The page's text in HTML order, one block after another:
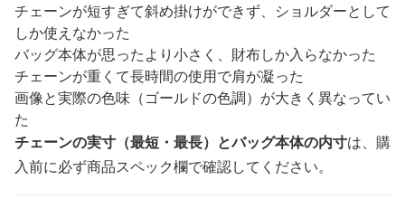
チェーンが短すぎて斜め掛けができず、ショルダーとして
しか使えなかった
バッグ本体が思ったより小さく、財布しか入らなかった
チェーンが重くて長時間の使用で肩が凝った
画像と実際の色味（ゴールドの色調）が大きく異なってい
た
チェーンの実寸（最短・最長）とバッグ本体の内寸は、購
入前に必ず商品スペック欄で確認してください。